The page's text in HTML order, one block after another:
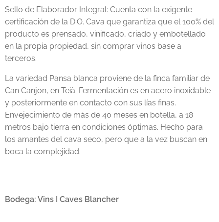
Sello de Elaborador Integral: Cuenta con la exigente
certificación de la D.O. Cava que garantiza que el 100% del
producto es prensado, vinificado, criado y embotellado
en la propia propiedad, sin comprar vinos base a
terceros.
La variedad Pansa blanca proviene de la finca familiar de
Can Canjon, en Teià. Fermentación es en acero inoxidable
y posteriormente en contacto con sus lías finas.
Envejecimiento de más de 40 meses en botella, a 18
metros bajo tierra en condiciones óptimas. Hecho para
los amantes del cava seco, pero que a la vez buscan en
boca la complejidad.
Bodega: Vins I Caves Blancher